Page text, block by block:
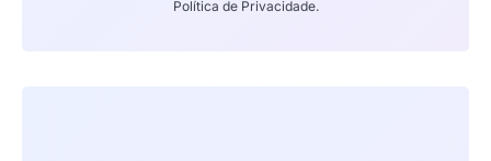
Política de Privacidade.